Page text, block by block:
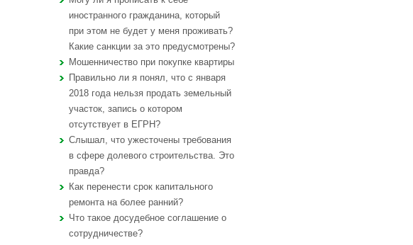
иностранного гражданина, который
при этом не будет у меня проживать?
Какие санкции за это предусмотрены?
Мошенничество при покупке квартиры
Правильно ли я понял, что с января
2018 года нельзя продать земельный
участок, запись о котором
отсутствует в ЕГРН?
Слышал, что ужесточены требования
в сфере долевого строительства. Это
правда?
Как перенести срок капитального
ремонта на более ранний?
Что такое досудебное соглашение о
сотрудничестве?